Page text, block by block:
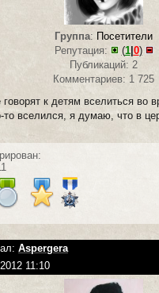
Группа: Посетители
Репутация:
(1|0)
Публикаций: 2
Комментариев: 1 725
к детям вселиться во
то вселился, я думаю, что в
Aspergera
11:10